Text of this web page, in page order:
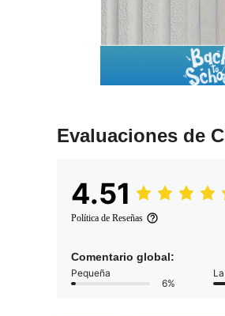
Evaluaciones de
4.51
Política de Reseñas
Comentario global:
Pequeña
6%